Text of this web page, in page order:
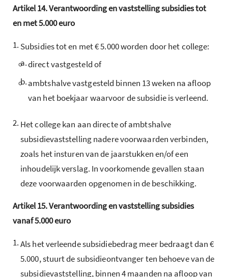
Artikel14.Verantwoording en vaststelling subsidies tot
en met 5.000 euro
1. Subsidies tot en met € 5.000 worden door het college:
a.direct vastgesteld of
b.ambtshalve vastgesteld binnen 13 weken na afloop
van het boekjaar waarvoor de subsidie is verleend.
2. Het college kan aan directe of ambtshalve
subsidievaststelling nadere voorwaarden verbinden,
zoals het insturen van de jaarstukken en/of een
inhoudelijk verslag. In voorkomende gevallen staan
deze voorwaarden opgenomen in de beschikking.
Artikel15.Verantwoording en vaststelling subsidies
vanaf 5.000 euro
1.Als het verleende subsidiebedrag meer bedraagt dan €
5.000, stuurt de subsidieontvanger ten behoeve van de
subsidievaststelling, binnen 4 maanden na afloop van